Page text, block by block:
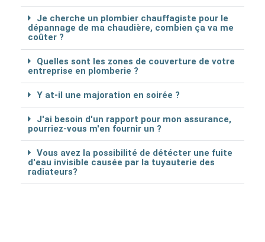
Je cherche un plombier chauffagiste pour le
dépannage de ma chaudière, combien ça va me
coûter ?
Quelles sont les zones de couverture de votre
entreprise en plomberie ?
Y at-il une majoration en soirée ?
J'ai besoin d'un rapport pour mon assurance,
pourriez-vous m'en fournir un ?
Vous avez la possibilité de détécter une fuite
d'eau invisible causée par la tuyauterie des
radiateurs?